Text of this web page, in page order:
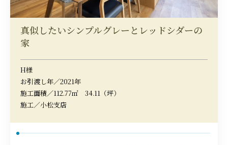
真似したいシンプルグレーとレッドシダーの
家
H様
お引渡し年／2021年
施工面積／112.77㎡ 34.11（坪）
施工／小松支店